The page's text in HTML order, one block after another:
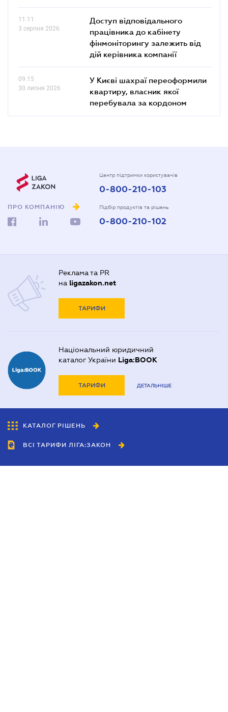
11.11
3 серпня 2026
Доступ відповідального
працівника до кабінету
фінмоніторингу залежить від
дій керівника компанії
09.15
30 липня 2026
У Києві шахраї переоформили
квартиру, власник якої
перебувала за кордоном
ПРО КОМПАНІЮ
Центр підтримки користувачів
0-800-210-103
Підбір продуктів та рішень
0-800-210-102
Реклама та PR
на ligazakon.net
ТАРИФИ
Національний юридичний
каталог України Liga:BOOK
ТАРИФИ ДЕТАЛЬНІШЕ
КАТАЛОГ РІШЕНЬ
ВСІ ТАРИФИ ЛІГА:ЗАКОН